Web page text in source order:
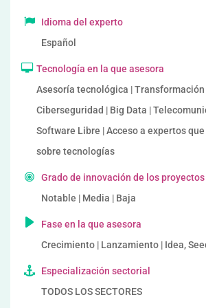
Idioma del experto
Español
Tecnología en la que asesora
Asesoría tecnológica |
Ciberseguridad | Big Data |
Software Libre | Acceso a expertos
sobre tecnologías
Grado de innovación de los
Notable | Media | Baja
Fase en la que asesora
Crecimiento | Lanzamiento | Idea,
Especialización sectorial
TODOS LOS SECTORES